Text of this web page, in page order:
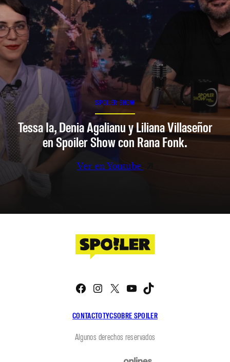
SPOILER SHOW
Tessa Ia, Denia Agalianu y Liliana Villaseñor
en Spoiler Show con Rana Fonk.
Ver en Youtube
CONTACTOTYCSOBRE SPOILER
Facebook
Instagram
X YouTube
Algunos derechos reservados